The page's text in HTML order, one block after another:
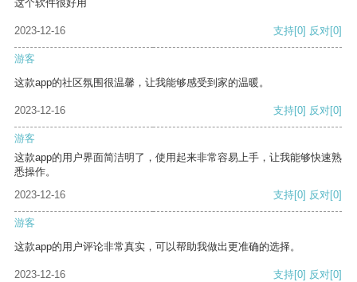
这个软件很好用
2023-12-16 支持[0] 反对[0]
游客
这款app的社区氛围很温馨，让我能够感受到家的温暖。
2023-12-16 支持[0] 反对[0]
游客
这款app的用户界面简洁明了，使用起来非常容易上手，让我能够快速熟
悉操作。
2023-12-16
支持[0] 反对[0]
游客
这款app的用户评论非常真实，可以帮助我做出更准确的选择。
2023-12-16 支持[0] 反对[0]